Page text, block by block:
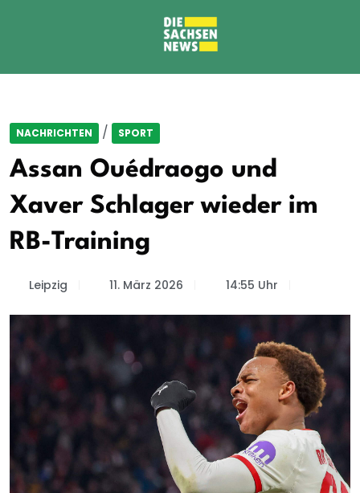
NACHRICHTEN / SPORT
Assan Ouédraogo und
Xaver Schlager wieder im
RB-Training
Leipzig 11. März 2026 14:55 Uhr